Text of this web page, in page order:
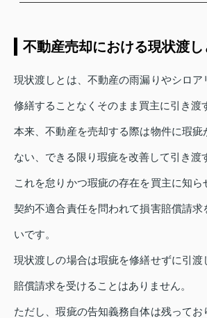
不動産売却における現状渡し
現状渡しとは、不動産の雨漏りやシロア
修繕することなくそのまま買主に引き渡
本来、不動産を売却する際は物件に瑕疵
ない、できる限り瑕疵を改善して引き渡
これを怠りかつ瑕疵の存在を買主に知ら
契約不適合責任を問われて損害賠償請求
いです。
現状渡しの場合は瑕疵を修繕せずに引渡
賠償請求を受けることはありません。
ただし、瑕疵の告知義務自体は残ってお